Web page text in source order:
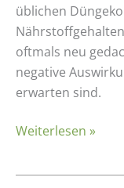
üblichen
oftmals neu
negative
erwarten sind.
gängigen
Düngekonzepte
für
Poinsettien
auch
torfreduzierten
Weiterlesen »